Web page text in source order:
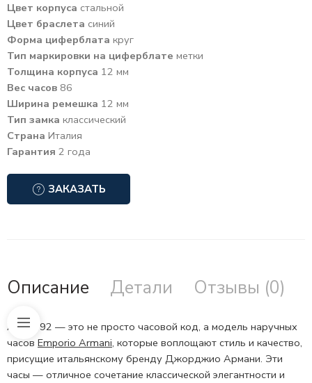
Цвет корпуса стальной
Цвет браслета синий
Форма циферблата круг
Тип маркировки на циферблате метки
Толщина корпуса 12 мм
Вес часов 86
Ширина ремешка 12 мм
Тип замка классический
Страна Италия
Гарантия 2 года
ЗАКАЗАТЬ
Описание Детали Отзывы (0)
AR11592 — это не просто часовой код, а модель наручных
часов Emporio Armani, которые воплощают стиль и качество,
присущие итальянскому бренду Джорджио Армани. Эти
часы — отличное сочетание классической элегантности и